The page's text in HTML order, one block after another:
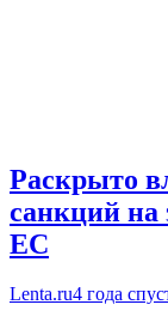
Раскрыто
санкций на
ЕС
Lenta.ru4 года